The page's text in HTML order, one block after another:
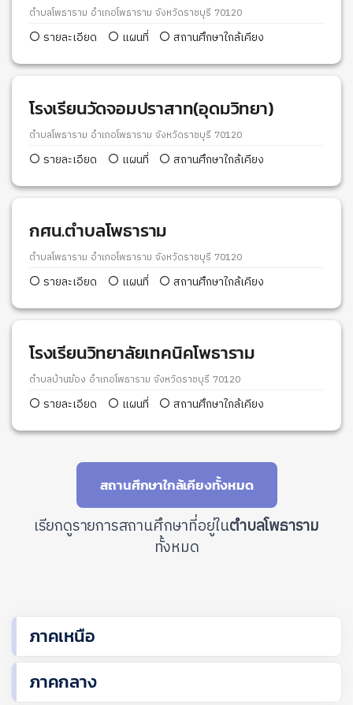
ตำบลโพธาราม อำเภอโพธาราม จังหวัดราชบุรี 70120
รายละเอียด แผนที่ สถานศึกษาใกล้เคียง
โรงเรียนวัดจอมปราสาท(อุดมวิทยา)
ตำบลโพธาราม อำเภอโพธาราม จังหวัดราชบุรี 70120
รายละเอียด แผนที่ สถานศึกษาใกล้เคียง
กศน.ตำบลโพธาราม
ตำบลโพธาราม อำเภอโพธาราม จังหวัดราชบุรี 70120
รายละเอียด แผนที่ สถานศึกษาใกล้เคียง
โรงเรียนวิทยาลัยเทคนิคโพธาราม
ตำบลบ้านฆ้อง อำเภอโพธาราม จังหวัดราชบุรี 70120
รายละเอียด แผนที่ สถานศึกษาใกล้เคียง
สถานศึกษาใกล้เคียงทั้งหมด
เรียกดูรายการสถานศึกษาที่อยู่ในตำบลโพธาราม
ทั้งหมด
ภาคเหนือ
ภาคกลาง